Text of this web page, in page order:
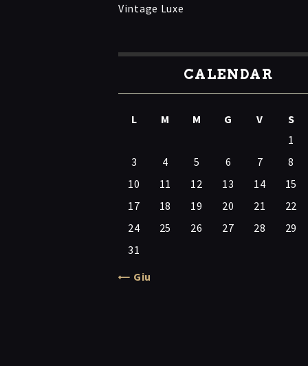
Vintage Luxe
CALENDAR
L M M G V S
1
3
4 5 6 7 8
10
11 12 13 14 15
17
18 19 20 21 22
24
25 26 27 28 29
31
« Giu